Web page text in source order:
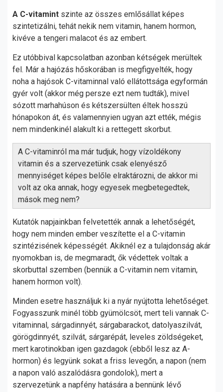
A C-vitamint szinte az összes emlősállat képes
szintetizálni, tehát nekik nem vitamin, hanem hormon,
kivéve a tengeri malacot és az embert.
Ez utóbbival kapcsolatban azonban kétségek merültek
fel. Már a hajózás hőskorában is megfigyelték, hogy
noha a hajósok C-vitaminnal való ellátottsága egyformán
gyér volt (akkor még persze ezt nem tudták), mivel
sózott marhahúson és kétszersülten éltek hosszú
hónapokon át, és valamennyien ugyan azt ették, mégis
nem mindenkinél alakult ki a rettegett skorbut.
A C-vitaminról ma már tudjuk, hogy vízoldékony
vitamin és a szervezetünk csak elenyésző
mennyiséget képes belőle elraktározni, de akkor mi
volt az oka annak, hogy egyesek megbetegedtek,
mások meg nem?
Kutatók napjainkban felvetették annak a lehetőségét,
hogy nem minden ember veszítette el a C-vitamin
szintézisének képességét. Akiknél ez a tulajdonság akár
nyomokban is, de megmaradt, ők védettek voltak a
skorbuttal szemben (bennük a C-vitamin nem vitamin,
hanem hormon volt).
Minden esetre használjuk ki a nyár nyújtotta lehetőséget.
Fogyasszunk minél több gyümölcsöt, mert teli vannak C-
vitaminnal, sárgadinnyét, sárgabarackot, datolyaszilvát,
görögdinnyét, szilvát, sárgarépát, leveles zöldségeket,
mert karotinokban igen gazdagok (ebből lesz az A-
hormon) és legyünk sokat a friss levegőn, a napon (nem
a napon való aszalódásra gondolok), mert a
szervezetünk a napfény hatására a bennünk lévő